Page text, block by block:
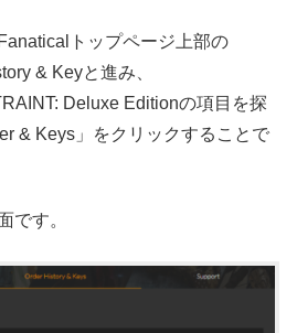
トップページ上部の
& Keyと進み、
Deluxe Editionの項目を探
& Keys」をクリックすることで
です。